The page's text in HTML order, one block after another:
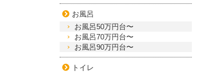
お風呂
お風呂50万円台〜
お風呂70万円台〜
お風呂90万円台〜
トイレ